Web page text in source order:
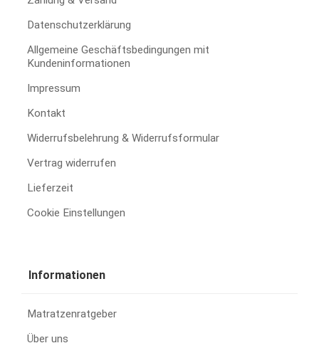
Datenschutzerklärung
Allgemeine Geschäftsbedingungen mit
Kundeninformationen
Impressum
Kontakt
Widerrufsbelehrung & Widerrufsformular
Vertrag widerrufen
Lieferzeit
Cookie Einstellungen
Informationen
Matratzenratgeber
Über uns